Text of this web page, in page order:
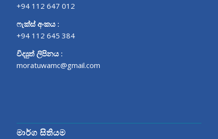
+94 112 647 012
ෆැක්ස් අංකය :
+94 112 645 384
විද්‍යුත් ලිපිනය :
moratuwamc@gmail.com
මාර්ග සිතියම